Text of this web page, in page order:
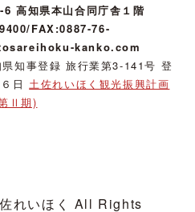
高知県本山合同庁舎１階
FAX:0887-76-
kanko.com
知事登録 旅行業第3-141号 登
６日土佐れいほく観光振興計画
Ⅱ期)
れいほく All Rights